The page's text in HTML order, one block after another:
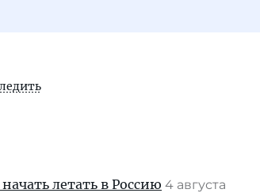
летать в Россию 4 августа